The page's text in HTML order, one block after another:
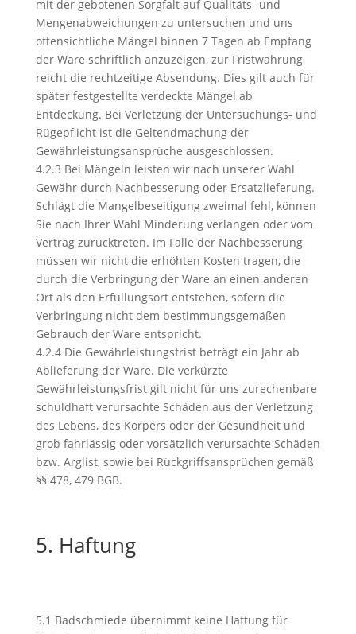
mit der gebotenen Sorgfalt auf Qualitäts- und
Mengenabweichungen zu untersuchen und uns
offensichtliche Mängel binnen 7 Tagen ab Empfang
der Ware schriftlich anzuzeigen, zur Fristwahrung
reicht die rechtzeitige Absendung. Dies gilt auch für
später festgestellte verdeckte Mängel ab
Entdeckung. Bei Verletzung der Untersuchungs- und
Rügepflicht ist die Geltendmachung der
Gewährleistungsansprüche ausgeschlossen.
4.2.3 Bei Mängeln leisten wir nach unserer Wahl
Gewähr durch Nachbesserung oder Ersatzlieferung.
Schlägt die Mangelbeseitigung zweimal fehl, können
Sie nach Ihrer Wahl Minderung verlangen oder vom
Vertrag zurücktreten. Im Falle der Nachbesserung
müssen wir nicht die erhöhten Kosten tragen, die
durch die Verbringung der Ware an einen anderen
Ort als den Erfüllungsort entstehen, sofern die
Verbringung nicht dem bestimmungsgemäßen
Gebrauch der Ware entspricht.
4.2.4 Die Gewährleistungsfrist beträgt ein Jahr ab
Ablieferung der Ware. Die verkürzte
Gewährleistungsfrist gilt nicht für uns zurechenbare
schuldhaft verursachte Schäden aus der Verletzung
des Lebens, des Körpers oder der Gesundheit und
grob fahrlässig oder vorsätzlich verursachte Schäden
bzw. Arglist, sowie bei Rückgriffsansprüchen gemäß
§§ 478, 479 BGB.
5. Haftung
5.1 Badschmiede übernimmt keine Haftung für